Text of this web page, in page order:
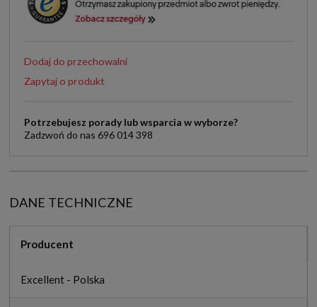
Dodaj do przechowalni
Zapytaj o produkt
Potrzebujesz porady lub wsparcia w wyborze?
Zadzwoń do nas 696 014 398
DANE TECHNICZNE
Producent
Excellent - Polska